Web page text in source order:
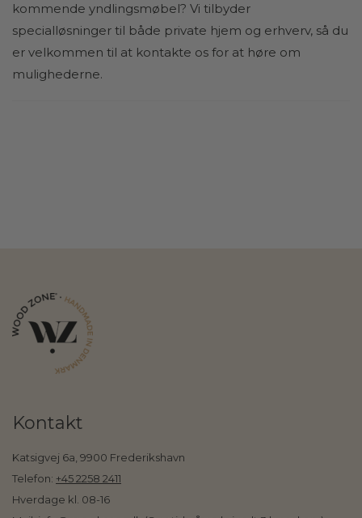
kommende yndlingsmøbel? Vi tilbyder
specialløsninger til både private hjem og erhverv, så du
er velkommen til at kontakte os for at høre om
mulighederne.
Kontakt
Katsigvej 6a, 9900 Frederikshavn
Telefon: +45 2258 2411
Hverdage kl. 08-16